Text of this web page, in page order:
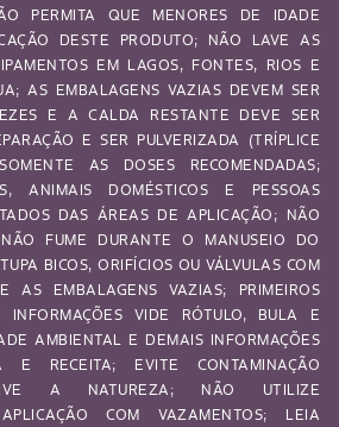
PERMITA QUE MENORES DE IDADE
DESTE PRODUTO; NÃO LAVE AS
EM LAGOS, FONTES, RIOS E
AS EMBALAGENS VAZIAS DEVEM SER
E A CALDA RESTANTE DEVE SER
E SER PULVERIZADA (TRÍPLICE
AS DOSES RECOMENDADAS;
ANIMAIS DOMÉSTICOS E PESSOAS
DAS ÁREAS DE APLICAÇÃO; NÃO
FUME DURANTE O MANUSEIO DO
BICOS, ORIFÍCIOS OU VÁLVULAS COM
AS EMBALAGENS VAZIAS; PRIMEIROS
INFORMAÇÕES VIDE RÓTULO, BULA E
AMBIENTAL E DEMAIS INFORMAÇÕES
E RECEITA; EVITE CONTAMINAÇÃO
A NATUREZA; NÃO UTILIZE
COM VAZAMENTOS; LEIA